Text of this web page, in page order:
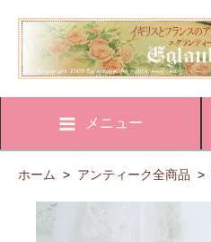
メニュー
ホーム > アンティーク全商品 >